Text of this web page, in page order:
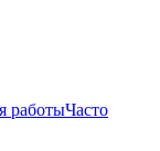
работыЧасто